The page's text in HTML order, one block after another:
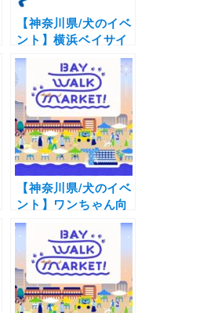
【神奈川県/犬のイベ
ント】横浜ベイサイ
ド最大級ドッグイベ
ント！ドッグランや
マルシェなど1日中
愛犬と遊べる |
「YOKOHAMA GO
GO DOG FES
2022」（臨港パー
ク）4/16・17開催！
【神奈川県/犬のイベ
ント】ワンちゃん向
けの「犬夜市～イヌ
ヨイチ～」も開催
「BAY WALK
MARKET 2025」
（横浜赤レンガ倉
庫）7/19〜7/21